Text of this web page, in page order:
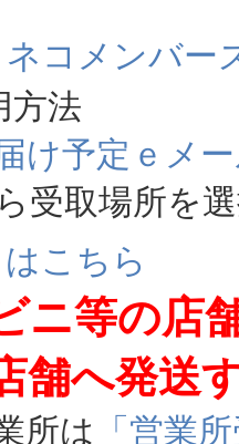
ネコメンバー
法
け予定ｅメ
受取場所を
こちら
ニ等の店
舗へ発送
は 「営業